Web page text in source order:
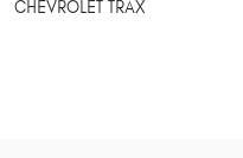
CHEVROLET TRAX